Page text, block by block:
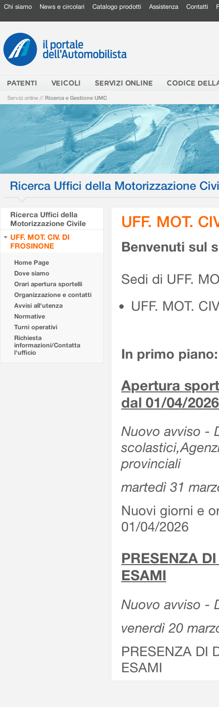
Chi siamo News e circolari Catalogo prodotti Assistenza Contatti
PATENTI VEICOLI SERVIZI ONLINE CODICE
Servizi online // Ricerca e Gestione UMC
Ricerca Uffici della Motorizzazione
Ricerca Uffici della
Motorizzazione Civile
UFF. MOT. CIV. DI
FROSINONE
Home Page
Dove siamo
Orari apertura sportelli
Organizzazione e contatti
Avvisi all'utenza
Normative
Turni operativi
Richiesta
informazioni/Contatta
l'ufficio
UFF. MOT.
Benvenuti sul
Sedi di UFF.
UFF. MOT.
In primo piano:
Apertura
dal 01/04/2026
Nuovo avviso -
provinciali
martedì 31
Nuovi giorni e
01/04/2026
PRESENZA
ESAMI
Nuovo avviso -
venerdì 20
PRESENZA DI
ESAMI